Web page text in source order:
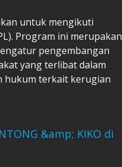
untuk mengikuti
Program ini merupakan
pengembangan
yang terlibat dalam
hukum terkait kerugian
&amp; KIKO di